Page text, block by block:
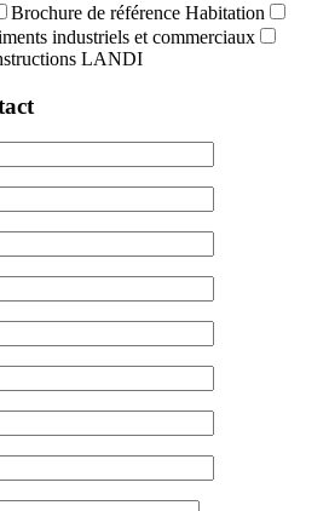
Brochure de référence Habitation
industriels et commerciaux
LANDI